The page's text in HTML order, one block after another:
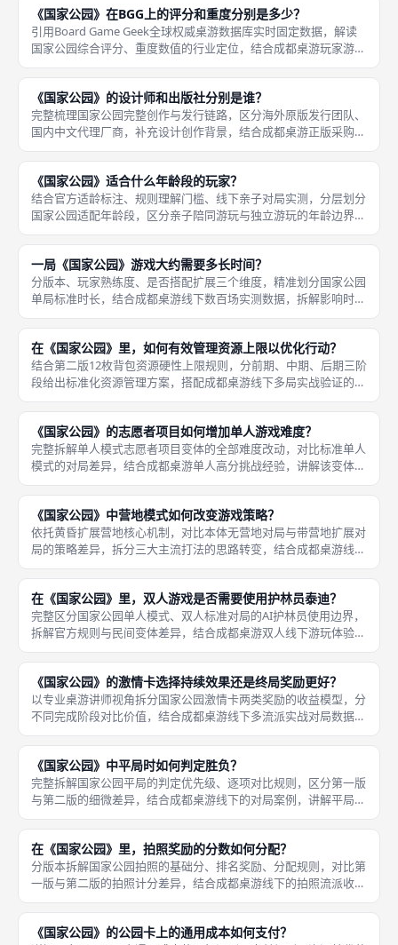
版）或
《国家公园》在BGG上的评分和重度分别是多少？
引用Board Game Geek全球权威桌游数据库实时固定数据，解读
国家公园综合评分、重度数值的行业定位，结合成都桌游玩家游玩
反馈分析数据背后的玩家口碑逻辑。首先核心BGG基础数据，截至
2026年全球数万玩家有效评分汇总，本作综合均分稳定
《国家公园》的设计师和出版社分别是谁？
完整梳理国家公园完整创作与发行链路，区分海外原版发行团队、
国内中文代理厂商，补充设计创作背景，结合成都桌游正版采购、
线下实体体验场景讲解正版辨别要点。首先设计师完整信息，本作
由Keith Mager、Cole Medin两位设计师联合创作，
《国家公园》适合什么年龄段的玩家？
结合官方适龄标注、规则理解门槛、线下亲子对局实测，分层划分
国家公园适配年龄段，区分亲子陪同游玩与独立游玩的年龄边界，
讲解不同年龄段的游玩适配调整方案。其次分层适配人群说明，第
一8至12岁低龄儿童，无法独立读懂完整规则，需要成年玩家全程
分步教
一局《国家公园》游戏大约需要多长时间？
分版本、玩家熟练度、是否搭配扩展三个维度，精准划分国家公园
单局标准时长，结合成都桌游线下数百场实测数据，拆解影响时长
的核心变量，给出线下约玩时间规划建议。首先第一版四季本体时
长区间，纯新手2至5人完整对局，包含规则教学、配件摆放、路线
摸索，
在《国家公园》里，如何有效管理资源上限以优化行动？
结合第二版12枚背包资源硬性上限规则，分前期、中期、后期三阶
段给出标准化资源管理方案，搭配成都桌游线下多局实战验证的运
营技巧，最大化资源利用率，规避超限弃置损耗。当拾取资源后超
过12枚，必须立刻自行选择弃置多余资源，无补偿，属于不可逆收
益损
《国家公园》的志愿者项目如何增加单人游戏难度？
完整拆解单人模式志愿者项目变体的全部难度改动，对比标准单人
模式的对局差异，结合成都桌游单人高分挑战经验，讲解该变体的
游玩策略与适配人群。首先志愿者项目的核心难度改动。 一：加
快护林员事件触发速度，标准单人模式泰迪收集3枚同类型天气才
触发负面
《国家公园》中营地模式如何改变游戏策略？
依托黄昏扩展营地核心机制，对比本体无营地对局与带营地扩展对
局的策略差异，拆分三大主流打法的思路转变，结合成都桌游线下
扩展局实战打法讲解营地带来的决策变化。首先路线规划逻辑彻底
调整，本体对局抵达站点仅有一种收益选择，只需判断站点价值高
低决定是
在《国家公园》里，双人游戏是否需要使用护林员泰迪？
完整区分国家公园单人模式、双人标准对局的AI护林员使用边界，
拆解官方规则与民间变体差异，结合成都桌游双人线下游玩体验讲
解对局平衡技巧。双人、三人、四人、五人多人对局，无论第一版
还是第二版，标准游玩流程均不启用泰迪相关所有配件，两名玩家
直接互
《国家公园》的激情卡选择持续效果还是终局奖励更好？
以专业桌游讲师视角拆分国家公园激情卡两类奖励的收益模型，分
不同完成阶段对比价值，结合成都桌游线下多流派实战对局数据，
给出分场景选择方案。首先明确两类奖励的基础收益结构，持续效
果属于全局长期增益，效果覆盖剩余所有赛季，常见加成包含资源
获取+。
《国家公园》中平局时如何判定胜负？
完整拆解国家公园平局的判定优先级、逐项对比规则，区分第一版
与第二版的细微差异，结合成都桌游线下的对局案例，讲解平局判
定的实战意义。首先核心判定优先级顺序，当两名及以上玩家终局
总分数完全一致时，严格按照以下顺序依次比对，分出高低即终止
对比：第
在《国家公园》里，拍照奖励的分数如何分配？
分版本拆解国家公园拍照的基础分、排名奖励、分配规则，对比第
一版与第二版的拍照计分差异，结合成都桌游线下的拍照流派收益
分析，讲解拍照得分的性价比。其次排名奖励的差异，第一版没有
官方的照片数量排名奖励，照片仅1分每张；首先基础分数规则，
两个版本
《国家公园》的公园卡上的通用成本如何支付？